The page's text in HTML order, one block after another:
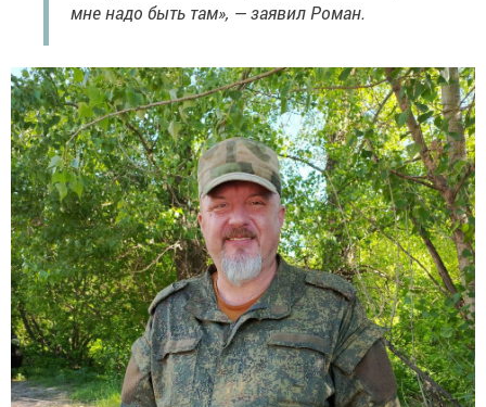
мне надо быть там», — заявил Роман.